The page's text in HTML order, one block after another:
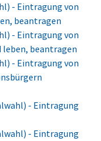
- Eintragung von
beantragen
- Eintragung von
leben, beantragen
- Eintragung von
- Eintragung
- Eintragung